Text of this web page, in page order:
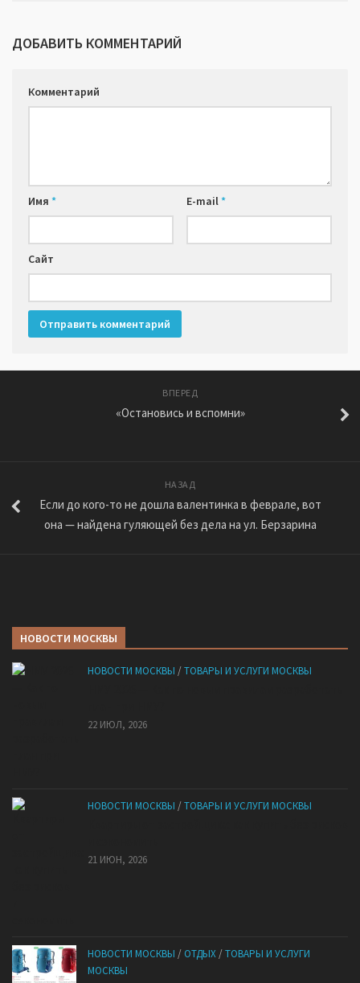
ДОБАВИТЬ КОММЕНТАРИЙ
Комментарий
Имя * E-mail*
Сайт
ВПЕРЕД
«Остановись и вспомни»
НАЗАД
Если до кого-то не дошла валентинка в феврале, вот
она — найдена гуляющей без дела на ул. Берзарина
НОВОСТИ МОСКВЫ
НОВОСТИ МОСКВЫ /ТОВАРЫ И УСЛУГИ МОСКВЫ
22 ИЮЛ, 2026
НОВОСТИ МОСКВЫ /ТОВАРЫ И УСЛУГИ МОСКВЫ
21 ИЮН, 2026
НОВОСТИ МОСКВЫ / ОТДЫХ /ТОВАРЫ И УСЛУГИ
МОСКВЫ